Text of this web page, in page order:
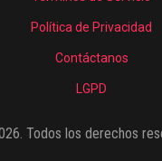
Política de Privacidad
Contáctanos
LGPD
Todos los derechos